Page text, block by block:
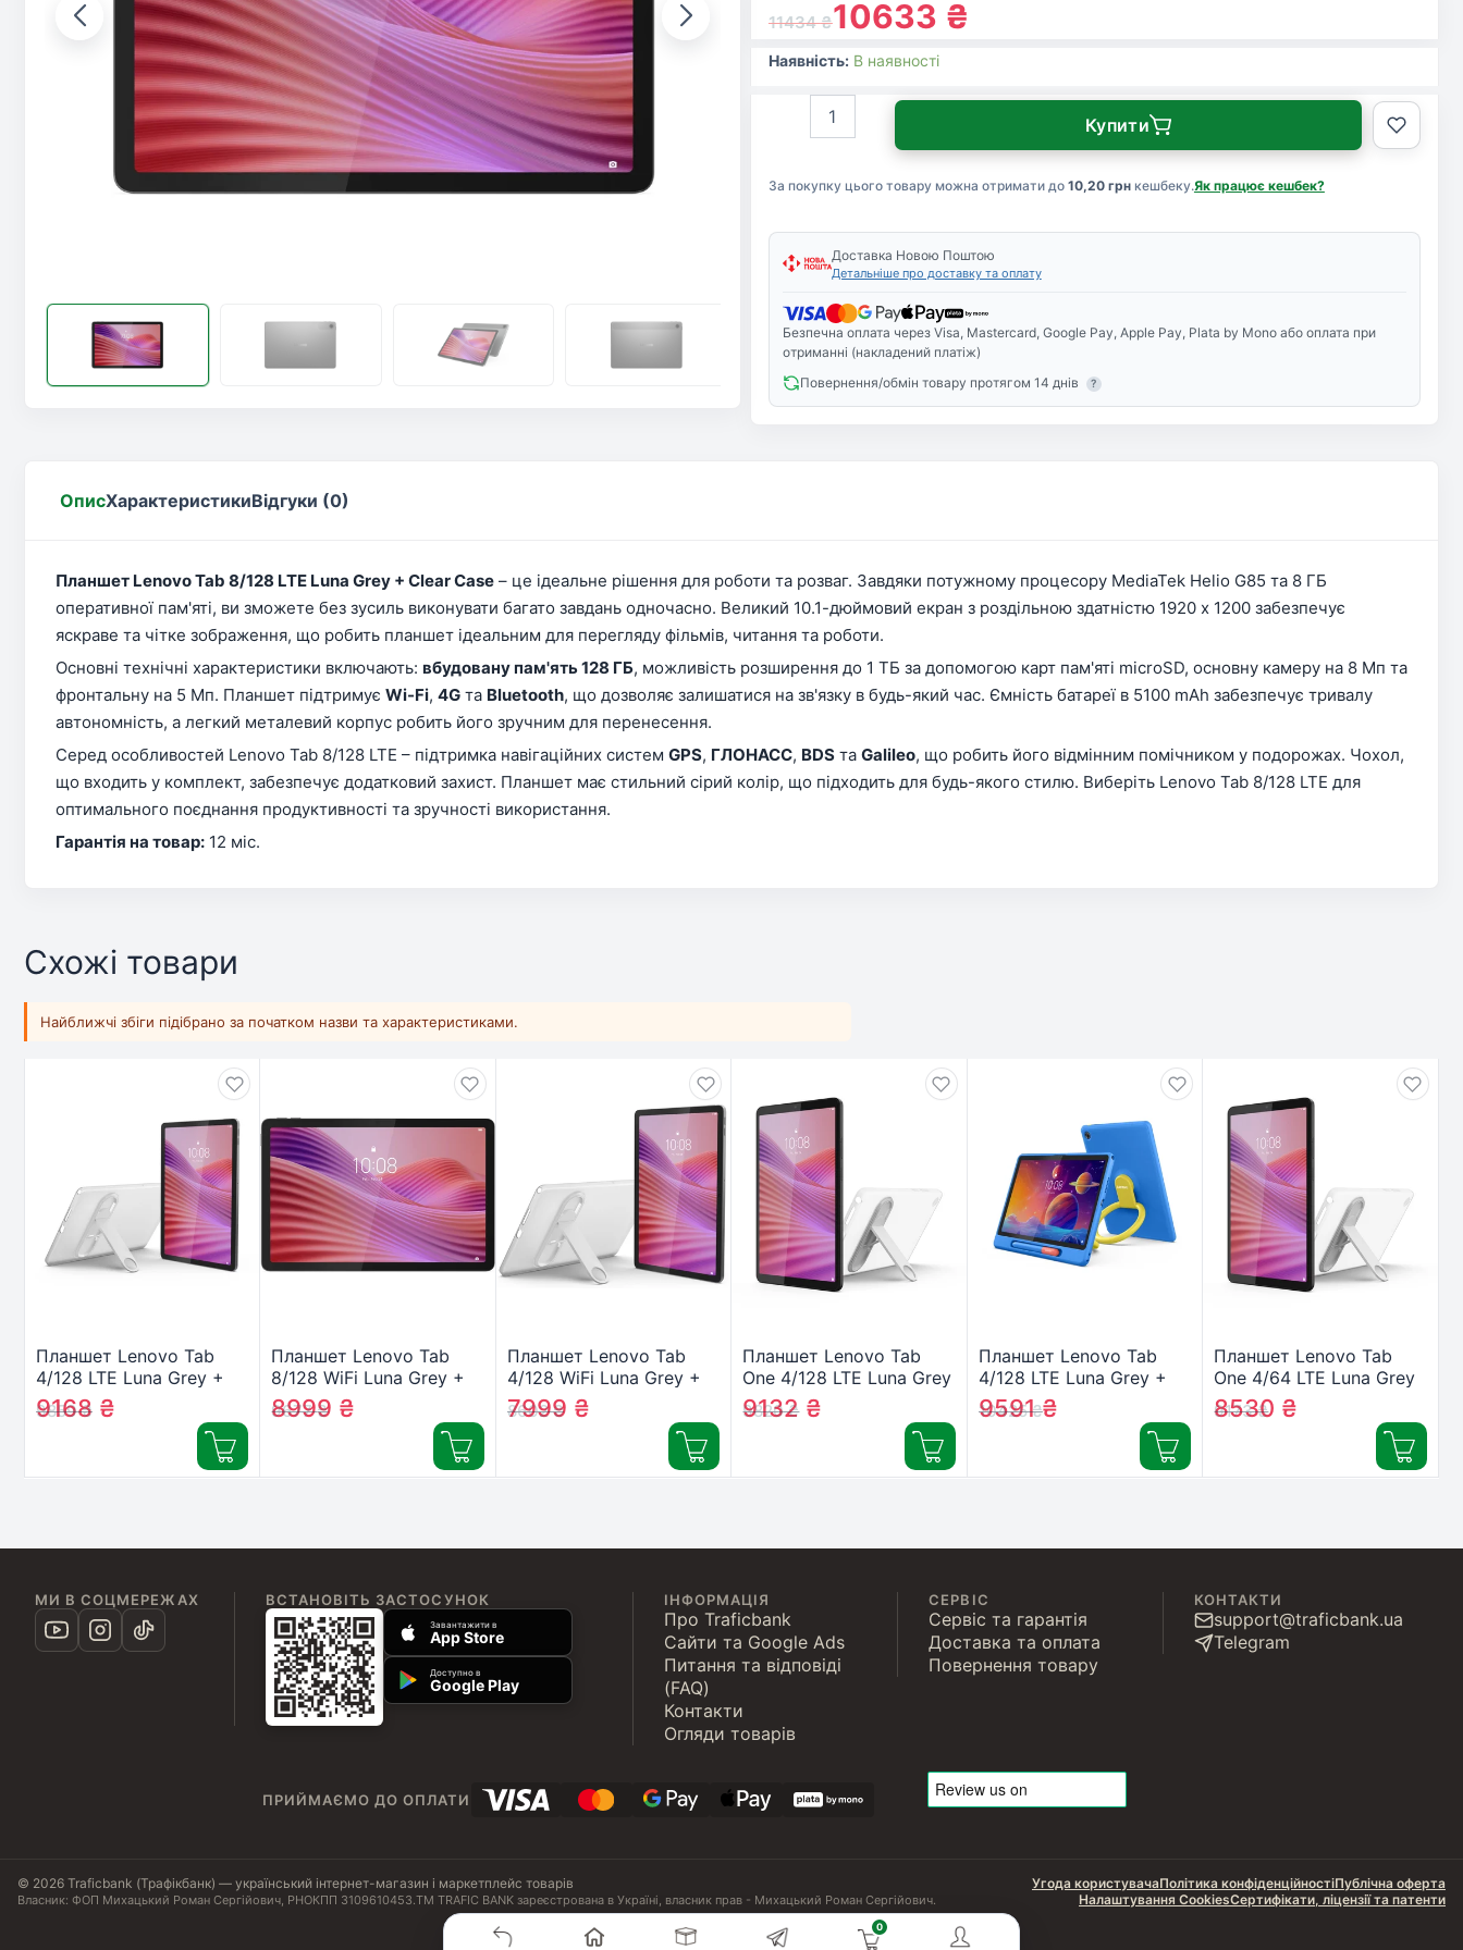
11434₴10633 ₴
Наявність: В наявності
За покупку цього товару можна отримати до 10,20 грнкешбеку.Як працює кешбек?
LTE
Grey
Clear
(ZAEJ0181UA)
кількість
Купити
Доставка Новою Поштою
Детальніше про доставку та оплату
Безпечна оплата через Visa, Mastercard, Google Pay, Apple Pay, Plata by Mono або оплата при
отриманні (накладений платіж)
Повернення/обмін товару протягом 14 днів
?
ОписХарактеристикиВідгуки (0)
Планшет Lenovo Tab 8/128 LTE Luna Grey + Clear Case – це ідеальне рішення для роботи та розваг. Завдяки потужному процесору MediaTek Helio G85 та 8 ГБ
оперативної пам'яті, ви зможете без зусиль виконувати багато завдань одночасно. Великий 10.1-дюймовий екран з роздільною здатністю 1920 x 1200 забезпечує
яскраве та чітке зображення, що робить планшет ідеальним для перегляду фільмів, читання та роботи.
Основні технічні характеристики включають: вбудовану пам'ять 128 ГБ, можливість розширення до 1 ТБ за допомогою карт пам'яті microSD, основну камеру на 8 Мп та
фронтальну на 5 Мп. Планшет підтримує Wi-Fi, 4G та Bluetooth, що дозволяє залишатися на зв'язку в будь-який час. Ємність батареї в 5100 mAh забезпечує тривалу
автономність, а легкий металевий корпус робить його зручним для перенесення.
Серед особливостей Lenovo Tab 8/128 LTE – підтримка навігаційних систем GPS, ГЛОНАСС, BDS та Galileo, що робить його відмінним помічником у подорожах. Чохол,
що входить у комплект, забезпечує додатковий захист. Планшет має стильний сірий колір, що підходить для будь-якого стилю. Виберіть Lenovo Tab 8/128 LTE для
оптимального поєднання продуктивності та зручності використання.
Гарантія на товар: 12 міс.
Схожі товари
Найближчі збіги підібрано за початком назви та характеристиками.
Планшет Lenovo Tab
4/128 LTE Luna Grey +
Clear Case
(ZAEJ0050UA)
9859₴
9168 ₴
Планшет Lenovo Tab
8/128 WiFi Luna Grey +
Clear Case
(ZAEH0195UA)
9677₴
8999 ₴
Планшет Lenovo Tab
4/128 WiFi Luna Grey +
Clear Case
(ZAEH0006UA)
8602₴
7999 ₴
Планшет Lenovo Tab
One 4/128 LTE Luna Grey
+ Clear Case
(ZAF10098UA)
9820₴
9132 ₴
Планшет Lenovo Tab
4/128 LTE Luna Grey +
Kids Bumper&Pen
(ZAEJ0129UA)
10425₴
9591₴
Планшет Lenovo Tab
One 4/64 LTE Luna Grey
+ Clear Case
(ZAF10047UA)
9173₴
8530 ₴
МИ В СОЦМЕРЕЖАХ ВСТАНОВІТЬ ЗАСТОСУНОК
Завантажити в
App Store
Доступно в
Google Play
ІНФОРМАЦІЯ
Про Traficbank
Сайти та Google Ads
Питання та відповіді
(FAQ)
Контакти
Огляди товарів
СЕРВІС
Сервіс та гарантія
Доставка та оплата
Повернення товару
КОНТАКТИ
support@traficbank.ua
Telegram
ПРИЙМАЄМО ДО ОПЛАТИ
© 2026 Traficbank (Трафікбанк) — український інтернет-магазин і маркетплейс товарів
Власник: ФОП Михацький Роман Сергійович, РНОКПП 3109610453.ТМ TRAFIC BANK зареєстрована в Україні, власник прав - Михацький Роман Сергійович.
Угода користувачаПолітика конфіденційностіПублічна оферта
Налаштування CookiesСертифікати, ліцензії та патенти